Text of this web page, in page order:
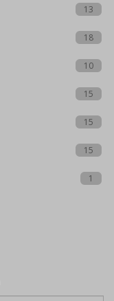
13
18
10
15
15
15
1